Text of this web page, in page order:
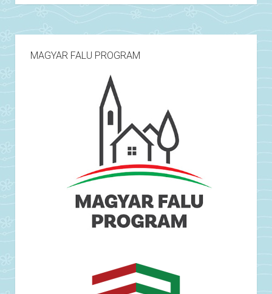
MAGYAR FALU PROGRAM